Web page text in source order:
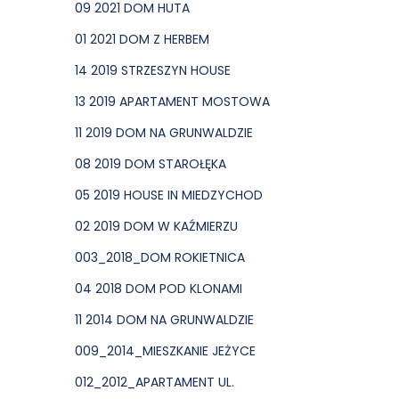
09 2021 DOM HUTA
01 2021 DOM Z HERBEM
14 2019 STRZESZYN HOUSE
13 2019 APARTAMENT MOSTOWA
11 2019 DOM NA GRUNWALDZIE
08 2019 DOM STAROŁĘKA
05 2019 HOUSE IN MIEDZYCHOD
02 2019 DOM W KAŹMIERZU
003_2018_DOM ROKIETNICA
04 2018 DOM POD KLONAMI
11 2014 DOM NA GRUNWALDZIE
009_2014_MIESZKANIE JEŻYCE
012_2012_APARTAMENT UL.